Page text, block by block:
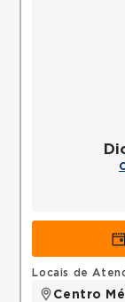
Locais de
Centro